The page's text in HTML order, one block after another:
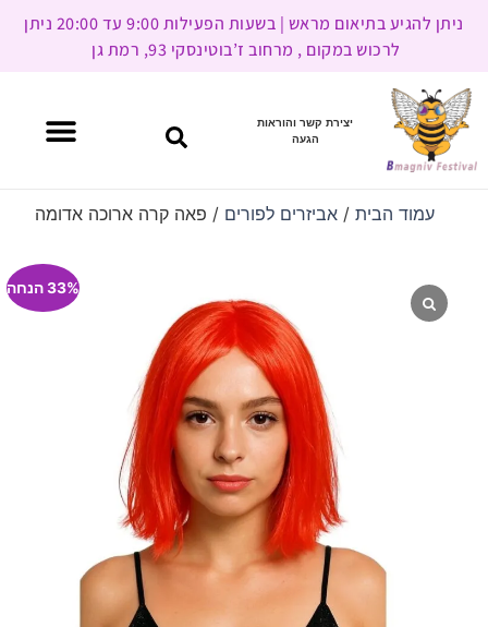
ניתן להגיע בתיאום מראש | בשעות הפעילות 9:00 עד 20:00 ניתן
לרכוש במקום , מרחוב ז’בוטינסקי 93, רמת גן
יצירת קשר והוראות
הגעה
עמוד הבית/ אביזרים לפורים / פאה קרה ארוכה אדומה
33% הנחה